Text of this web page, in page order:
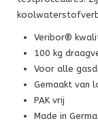
Veribor®
100 kg
Voor alle
Gemaakt van
PAK vrij
Made in